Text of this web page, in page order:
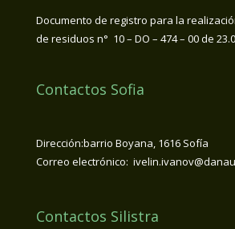
Documento de registro para la
de residuos n° 10 – DO – 474 – 00 de
Contactos Sofia
Dirección:barrio Boyana, 1616 Sofía
Correo electrónico:
Contactos Silistra